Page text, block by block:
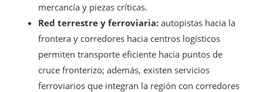
mercancía y piezas críticas.
Red terrestre y ferroviaria: autopistas hacia la
frontera y corredores hacia centros logísticos
permiten transporte eficiente hacia puntos de
cruce fronterizo; además, existen servicios
ferroviarios que integran la región con corredores